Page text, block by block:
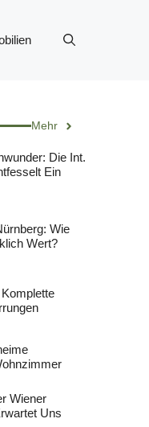
Mehr
Die Int.
Ein
Wie
Wert?
Wiener
Uns